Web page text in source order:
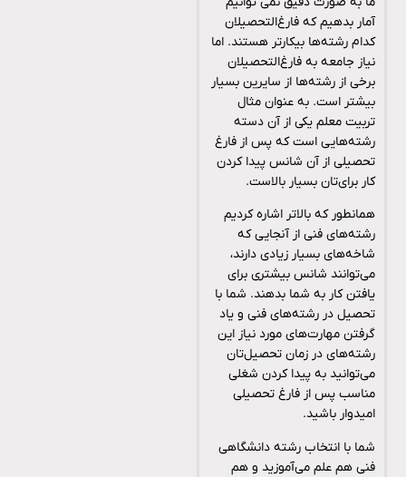
آمار بدهیم که فارغ‌التحصیلان
کدام رشته‌ها بیکارتر هستند. اما
نیاز جامعه به فارغ‌التحصیلان
برخی از رشته‌ها از سایرین بسیار
بیشتر است. به عنوان مثال
تربیت معلم یکی از آن دسته
رشته‌هایی است که پس از فارغ
تحصیلی از آن شانس پیدا کردن
کار برای‌تان بسیار بالاست.
همانطور که بالاتر اشاره کردیم
رشته‌های فنی از آنجایی که
شاخه‌های بسیار زیادی دارند،
می‌توانند شانس بیشتری برای
یافتن کار به شما بدهند. شما با
تحصیل در رشته‌های فنی و یاد
گرفتن مهارت‌های مورد نیاز این
رشته‌های در زمان تحصیل‌تان
می‌توانید به پیدا کردن شغلی
مناسب پس از فارغ تحصیلی
امیدوار باشید.
شما با انتخاب رشته دانشگاهی
فنی هم علم می‌آموزید و هم